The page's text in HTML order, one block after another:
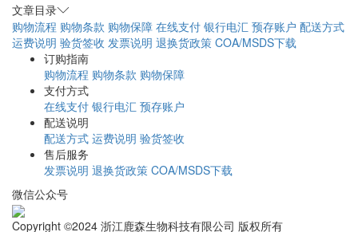
文章目录
购物流程 购物条款 购物保障 在线支付 银行电汇 预存账户 配送方式
运费说明 验货签收 发票说明 退换货政策 COA/MSDS下载
订购指南
购物流程 购物条款 购物保障
支付方式
在线支付 银行电汇 预存账户
配送说明
配送方式 运费说明 验货签收
售后服务
发票说明 退换货政策 COA/MSDS下载
微信公众号
Copyright ©2024 浙江鹿森生物科技有限公司 版权所有